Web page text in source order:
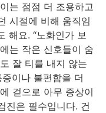
는 점점 더 조용하고
시절에 비해 움직임
해요. “노화인가 보
는 작은 신호들이 숨
잘 티를 내지 않는
이나 불편함을 더
겉으로 아무 증상이
진은 필수입니다. 건